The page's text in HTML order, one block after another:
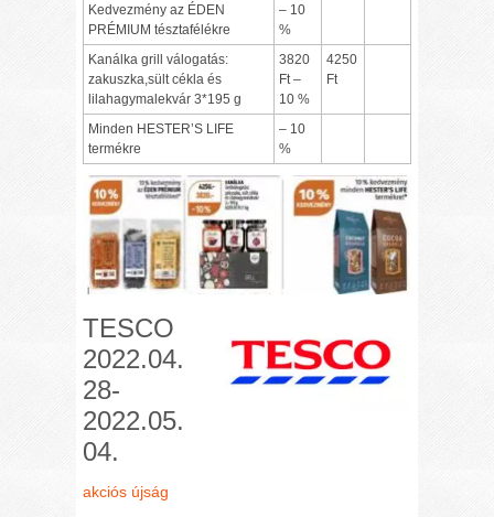
Kedvezmény az ÉDEN
PRÉMIUM tésztafélékre
– 10
%
Kanálka grill válogatás:
zakuszka,sült cékla és
lilahagymalekvár 3*195 g
3820
Ft –
10 %
4250
Ft
Minden HESTER’S LIFE
termékre
– 10
%
TESCO
2022.04.
28-
2022.05.
04.
akciós újság